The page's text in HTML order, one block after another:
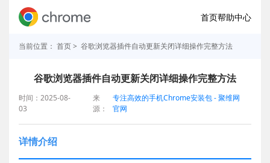
首页帮助中心
当前位置： 首页> 谷歌浏览器插件自动更新关闭详细操作完整方法
谷歌浏览器插件自动更新关闭详细操作完整方法
时间：2025-08-
03
来
源：
专注高效的手机Chrome安装包 - 聚维网
官网
详情介绍